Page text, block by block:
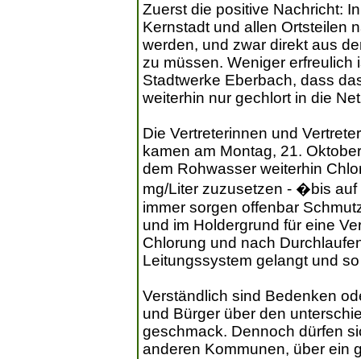
Zuerst die positive Nachricht:
Kernstadt und allen Ortsteilen
werden, und zwar direkt aus
zu müssen. Weniger erfreulich
Stadtwerke Eberbach, dass
weiterhin nur gechlort in die
Die Vertreterinnen und
kamen am Montag, 21.
dem Rohwasser weiterhin
mg/Liter zuzusetzen - �bis
immer sorgen offenbar
und im Holdergrund für eine
Chlorung und nach
Leitungssystem gelangt und
Verständlich sind Bedenken
und Bürger über den
geschmack. Dennoch dürfen
anderen Kommunen, über ein